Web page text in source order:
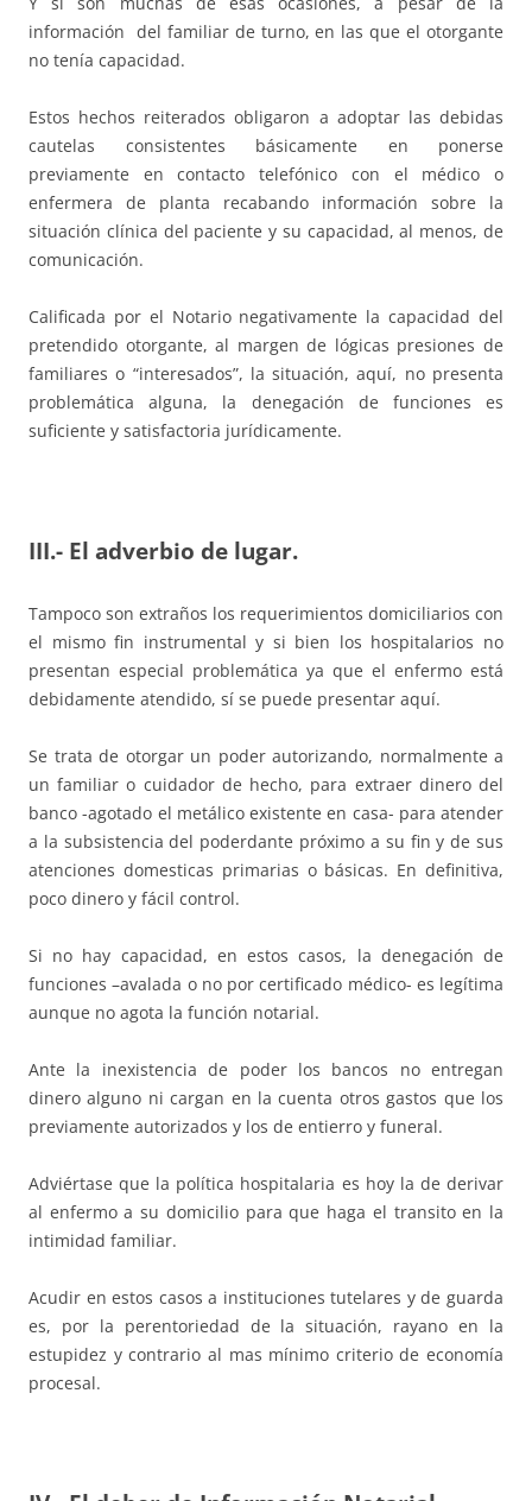
información del familiar de turno, en las que el otorgante
no tenía capacidad.
Estos hechos reiterados obligaron a adoptar las debidas
cautelas consistentes básicamente en ponerse
previamente en contacto telefónico con el médico o
enfermera de planta recabando información sobre la
situación clínica del paciente y su capacidad, al menos, de
comunicación.
Calificada por el Notario negativamente la capacidad del
pretendido otorgante, al margen de lógicas presiones de
familiares o “interesados”, la situación, aquí, no presenta
problemática alguna, la denegación de funciones es
suficiente y satisfactoria jurídicamente.
III.- El adverbio de lugar.
Tampoco son extraños los requerimientos domiciliarios con
el mismo fin instrumental y si bien los hospitalarios no
presentan especial problemática ya que el enfermo está
debidamente atendido, sí se puede presentar aquí.
Se trata de otorgar un poder autorizando, normalmente a
un familiar o cuidador de hecho, para extraer dinero del
banco -agotado el metálico existente en casa- para atender
a la subsistencia del poderdante próximo a su fin y de sus
atenciones domesticas primarias o básicas. En definitiva,
poco dinero y fácil control.
Si no hay capacidad, en estos casos, la denegación de
funciones –avalada o no por certificado médico- es legítima
aunque no agota la función notarial.
Ante la inexistencia de poder los bancos no entregan
dinero alguno ni cargan en la cuenta otros gastos que los
previamente autorizados y los de entierro y funeral.
Adviértase que la política hospitalaria es hoy la de derivar
al enfermo a su domicilio para que haga el transito en la
intimidad familiar.
Acudir en estos casos a instituciones tutelares y de guarda
es, por la perentoriedad de la situación, rayano en la
estupidez y contrario al mas mínimo criterio de economía
procesal.